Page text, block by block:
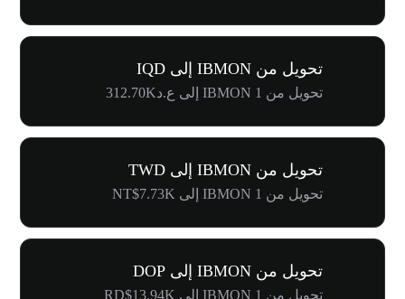
تحويل من IBMON إلى IQD
تحويل من 1 IBMON إلى ع.د312.70K
تحويل من IBMON إلى TWD
تحويل من 1 IBMON إلى NT$7.73K
تحويل من IBMON إلى DOP
تحويل من 1 IBMON إلى RD$13.94K